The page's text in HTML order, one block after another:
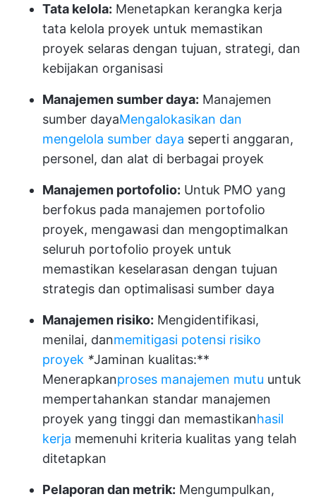
Tata kelola: Menetapkan kerangka kerja
tata kelola proyek untuk memastikan
proyek selaras dengan tujuan, strategi, dan
kebijakan organisasi
Manajemen sumber daya: Manajemen
sumber dayaMengalokasikan dan
mengelola sumber daya seperti anggaran,
personel, dan alat di berbagai proyek
Manajemen portofolio: Untuk PMO yang
berfokus pada manajemen portofolio
proyek, mengawasi dan mengoptimalkan
seluruh portofolio proyek untuk
memastikan keselarasan dengan tujuan
strategis dan optimalisasi sumber daya
Manajemen risiko: Mengidentifikasi,
menilai, danmemitigasi potensi risiko
proyek *Jaminan kualitas:**
Menerapkanproses manajemen mutu untuk
mempertahankan standar manajemen
proyek yang tinggi dan memastikanhasil
kerja memenuhi kriteria kualitas yang telah
ditetapkan
Pelaporan dan metrik: Mengumpulkan,